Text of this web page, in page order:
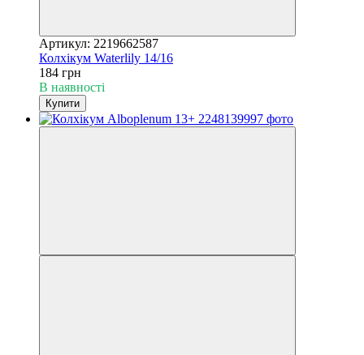
Артикул: 2219662587
Колхікум Waterlily 14/16
184 грн
В наявності
Купити